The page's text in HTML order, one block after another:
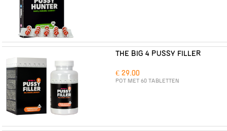
THE BIG 4 PUSSY FILLER
€ 29.00
POT MET 60 TABLETTEN